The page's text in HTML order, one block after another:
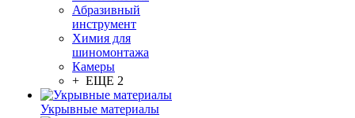
Абразивный
инструмент
Химия для
шиномонтажа
Камеры
+ ЕЩЕ 2
Укрывные материалы